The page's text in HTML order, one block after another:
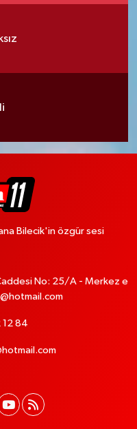
Bilecik'in özgür sesi
No: 25/A - Merkez e
12 84